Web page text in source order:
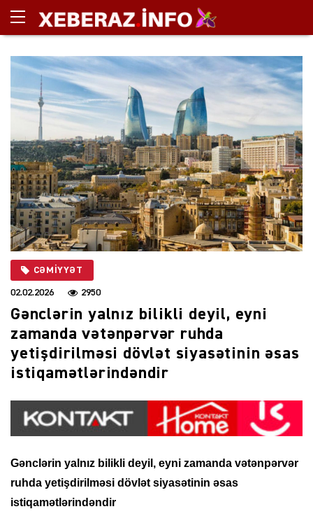
CƏMIYYƏT
02.02.2026 2950
Gənclərin yalnız bilikli deyil, eyni
zamanda vətənpərvər ruhda
yetişdirilməsi dövlət siyasətinin əsas
istiqamətlərindəndir
Gənclərin yalnız bilikli deyil, eyni zamanda vətənpərvər
ruhda yetişdirilməsi dövlət siyasətinin əsas
istiqamətlərindəndir